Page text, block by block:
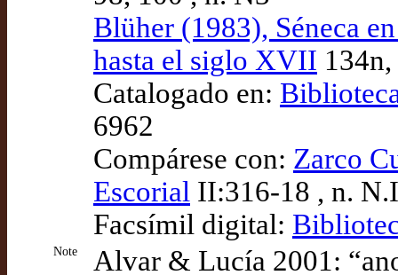
Blüher (1983), Séneca
hasta el siglo XVII
Catalogado en:
6962
Compárese con: Zarco
Escorial II:316-18 , n.
Facsímil digital:
Note Alvar & Lucía 2001: